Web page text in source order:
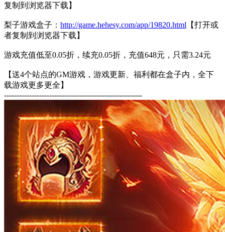
复制到浏览器下载】
梨子游戏盒子： http://game.hehesy.com/app/19820.html 【打开或
者复制到浏览器下载】
游戏充值低至0.05折，续充0.05折，充值648元，只需3.24元
【送4个站点的GM游戏，游戏更新、福利都在盒子内，全下
载游戏更多更全】
-------------------------------------------------------